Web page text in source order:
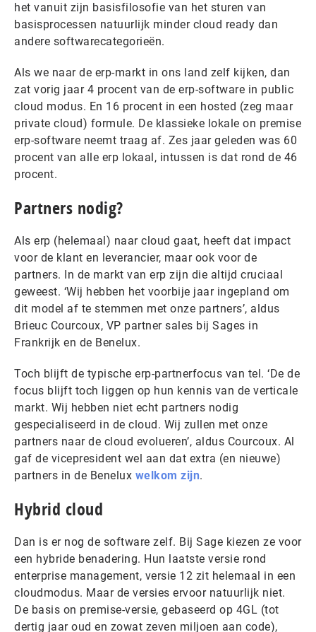
het vanuit zijn basisfilosofie van het sturen van
basisprocessen natuurlijk minder cloud ready dan
andere softwarecategorieën.
Als we naar de erp-markt in ons land zelf kijken, dan
zat vorig jaar 4 procent van de erp-software in public
cloud modus. En 16 procent in een hosted (zeg maar
private cloud) formule. De klassieke lokale on premise
erp-software neemt traag af. Zes jaar geleden was 60
procent van alle erp lokaal, intussen is dat rond de 46
procent.
Partners nodig?
Als erp (helemaal) naar cloud gaat, heeft dat impact
voor de klant en leverancier, maar ook voor de
partners. In de markt van erp zijn die altijd cruciaal
geweest. ‘Wij hebben het voorbije jaar ingepland om
dit model af te stemmen met onze partners’, aldus
Brieuc Courcoux, VP partner sales bij Sages in
Frankrijk en de Benelux.
Toch blijft de typische erp-partnerfocus van tel. ‘De de
focus blijft toch liggen op hun kennis van de verticale
markt. Wij hebben niet echt partners nodig
gespecialiseerd in de cloud. Wij zullen met onze
partners naar de cloud evolueren’, aldus Courcoux. Al
gaf de vicepresident wel aan dat extra (en nieuwe)
partners in de Benelux welkom zijn.
Hybrid cloud
Dan is er nog de software zelf. Bij Sage kiezen ze voor
een hybride benadering. Hun laatste versie rond
enterprise management, versie 12 zit helemaal in een
cloudmodus. Maar de versies ervoor natuurlijk niet.
De basis on premise-versie, gebaseerd op 4GL (tot
dertig jaar oud en zowat zeven miljoen aan code),